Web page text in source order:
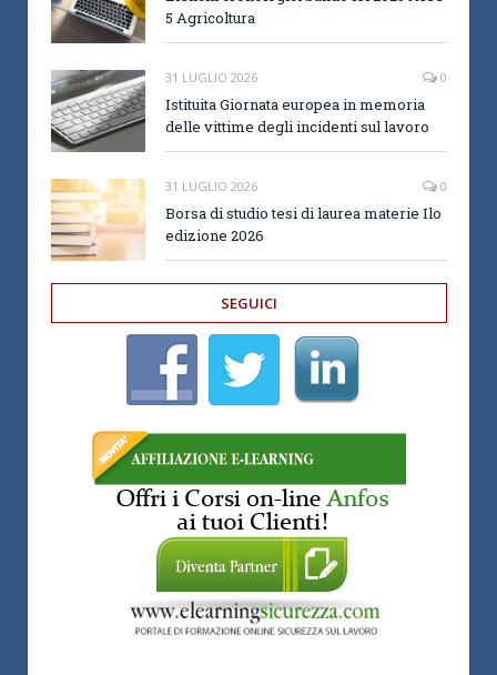
5 Agricoltura
31 LUGLIO 2026 0
Istituita Giornata europea in memoria
delle vittime degli incidenti sul lavoro
31 LUGLIO 2026 0
Borsa di studio tesi di laurea materie Ilo
edizione 2026
SEGUICI